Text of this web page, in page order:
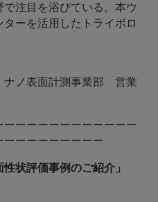
注目を浴びている。本ウ
ーを活用したトライボロ
ノ表面計測事業部 営業
ーーーーーーーーーーー
ーーーーーーーー
性状評価事例のご紹介」